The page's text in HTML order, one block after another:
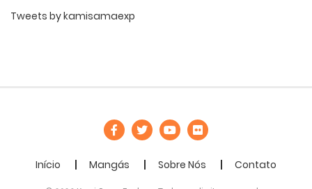
Tweets by kamisamaexp
Início Mangás Sobre Nós Contato